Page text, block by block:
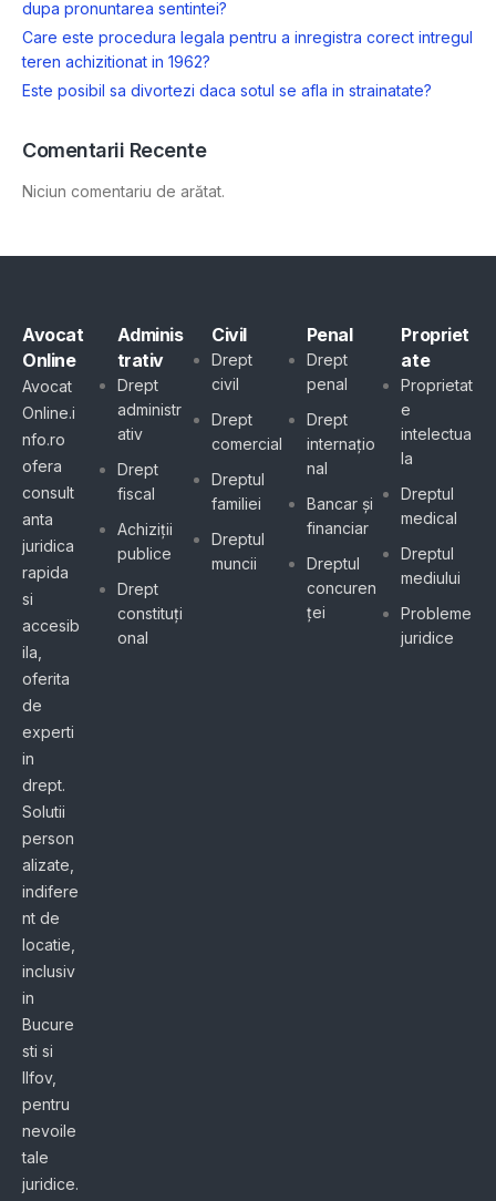
dupa pronuntarea sentintei?
Care este procedura legala pentru a inregistra corect intregul
teren achizitionat in 1962?
Este posibil sa divortezi daca sotul se afla in strainatate?
Comentarii Recente
Niciun comentariu de arătat.
Avocat
Online
Avocat
Online.i
nfo.ro
ofera
consult
anta
juridica
rapida
si
accesib
ila,
oferita
de
experti
in
drept.
Solutii
person
alizate,
indifere
nt de
locatie,
inclusiv
in
Bucure
sti si
Ilfov,
pentru
nevoile
tale
juridice.
Adminis
trativ
Drept
administr
ativ
Drept
fiscal
Achiziții
publice
Drept
constituți
onal
Civil
Drept
civil
Drept
comercial
Dreptul
familiei
Dreptul
muncii
Penal
Drept
penal
Drept
internațio
nal
Bancar și
financiar
Dreptul
concuren
ței
Propriet
ate
Proprietat
e
intelectua
la
Dreptul
medical
Dreptul
mediului
Probleme
juridice